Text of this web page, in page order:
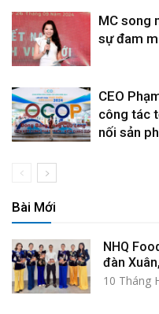
MC song
sự đam
CEO
công tác
nối sản
Bài Mới
NHQ
đàn
10 Tháng